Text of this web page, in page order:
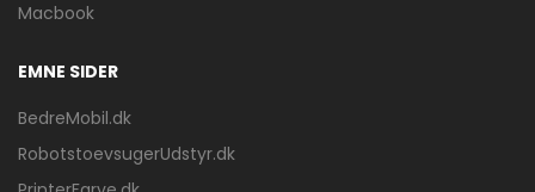
Macbook
EMNE SIDER
BedreMobil.dk
RobotstoevsugerUdstyr.dk